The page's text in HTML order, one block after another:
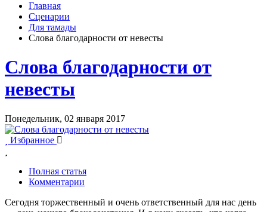
Главная
Сценарии
Для тамады
Слова благодарности от невесты
Слова благодарности от
невесты
Понедельник, 02 января 2017
Избранное
Полная статья
Комментарии
Сегодня торжественный и очень ответственный для нас день